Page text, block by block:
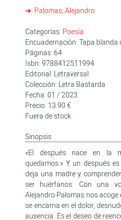
Palomas, Alejandro
Categorías: Poesía
Encuadernación: Tapa blanda
Páginas: 64
Isbn: 9788412511994
Editorial: Letraversal
Colección: Letra Bastarda
Fecha: 01 / 2023
Precio: 13.90 €
Fuera de stock
Sinopsis
«El después nace en la
quedamos.» Y un después
deja una madre y
ser huérfanos. Con una
Alejandro Palomas nos
se encarna en el dolor,
ausencia. Es el deseo de